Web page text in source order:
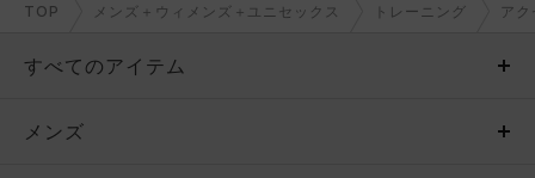
TOP メンズ＋ウィメンズ＋ユニセックス トレーニング ア
すべてのアイテム
メンズ
メンズ